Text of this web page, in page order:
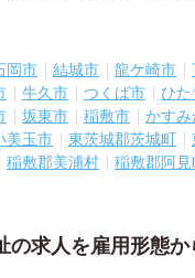
岡市 結城市 龍ケ崎市
牛久市 つくば市 ひた
坂東市 稲敷市 かす
美玉市 東茨城郡茨城町
稲敷郡美浦村 稲敷郡阿見
の求人を雇用形態か